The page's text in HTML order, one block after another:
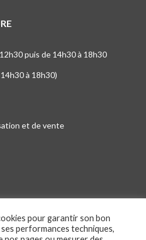
puis de 14h30 à 18h30
à 18h30)
et de vente
pour garantir son bon
performances techniques,